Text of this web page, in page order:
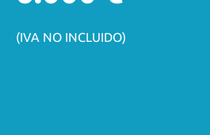
(IVA NO INCLUIDO)